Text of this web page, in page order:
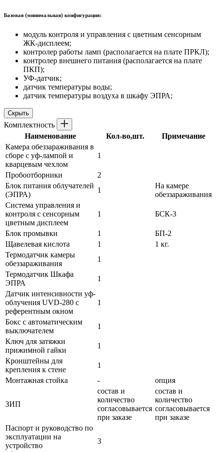
Базовая (минимальная) конфигурация:
модуль контроля и управления с цветным сенсорным
ЖК-дисплеем;
контролер работы ламп (располагается на плате ПРКЛ);
контролер внешнего питания (располагается на плате
ПКП);
УФ-датчик;
датчик температуры воды;
датчик температуры воздуха в шкафу ЭПРА;
Скрыть
Комплектность
Наименование
Кол-во,шт.
Примечание
Камера обеззараживания в
сборе с уф-лампой и
кварцевым чехлом
1
Пробоотборники
2
Блок питания облучателей
(ЭПРА)
1
На камере
обеззараживания
Система управления и
контроля с сенсорным
цветным дисплеем
1 БСК-3
Блок промывки 1
БП-2
Щавелевая кислота
1
1 кг.
Термодатчик камеры
обеззараживания
1
Термодатчик Шкафа
ЭПРА
1
Датчик интенсивности уф-
облучения UVD-280 с
референтным окном
1
Бокс с автоматическим
выключателем
1
Ключ для затяжки
прижимной гайки
1
Кронштейны для
крепления к стене
1
Монтажная стойка
- опция
ЗИП
состав и
количество
согласовывается
при заказе
состав и
количество
согласовывается
при заказе
Паспорт и руководство по
эксплуатации на
устройство
3